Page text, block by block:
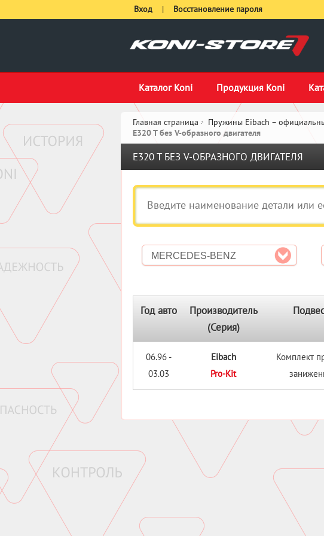
Каталог Koni Продукция Koni
Вход | Восстановление пароля
Главная страница Пружины Eibach –
E320 T без V-образного двигателя
E320 T БЕЗ V-ОБРАЗНОГО ДВИГАТЕЛЯ
MERCEDES-BENZ
Год авто
Производитель
(Серия)
06.96 -
03.03
Eibach
Pro-Kit
Комплект